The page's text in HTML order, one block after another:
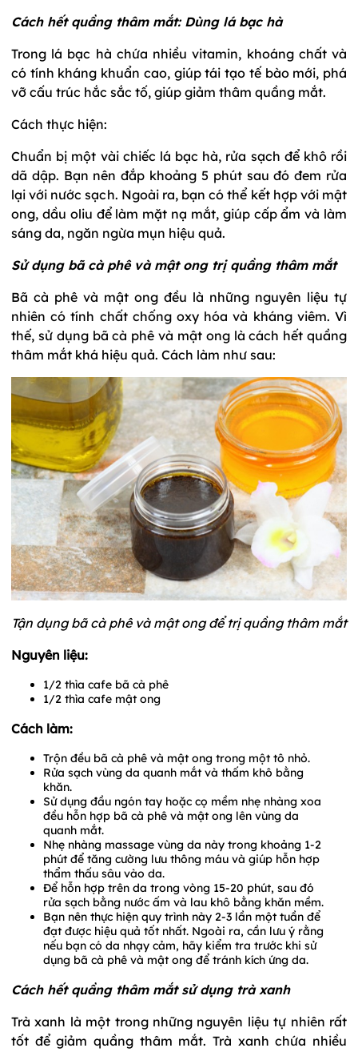
Cách hết quầng thâm mắt: Dùng lá bạc hà
Trong lá bạc hà chứa nhiều vitamin, khoáng chất và
có tính kháng khuẩn cao, giúp tái tạo tế bào mới, phá
vỡ cấu trúc hắc sắc tố, giúp giảm thâm quầng mắt.
Cách thực hiện:
Chuẩn bị một vài chiếc lá bạc hà, rửa sạch để khô rồi
dã dập. Bạn nên đắp khoảng 5 phút sau đó đem rửa
lại với nước sạch. Ngoài ra, bạn có thể kết hợp với mật
ong, dầu oliu để làm mặt nạ mắt, giúp cấp ẩm và làm
sáng da, ngăn ngừa mụn hiệu quả.
Sử dụng bã cà phê và mật ong trị quầng thâm mắt
Bã cà phê và mật ong đều là những nguyên liệu tự
nhiên có tính chất chống oxy hóa và kháng viêm. Vì
thế, sử dụng bã cà phê và mật ong là cách hết quầng
thâm mắt khá hiệu quả. Cách làm như sau:
Tận dụng bã cà phê và mật ong để trị quầng thâm mắt
Nguyên liệu:
1/2 thìa cafe bã cà phê
1/2 thìa cafe mật ong
Cách làm:
Trộn đều bã cà phê và mật ong trong một tô nhỏ.
Rửa sạch vùng da quanh mắt và thấm khô bằng
khăn.
Sử dụng đầu ngón tay hoặc cọ mềm nhẹ nhàng xoa
đều hỗn hợp bã cà phê và mật ong lên vùng da
quanh mắt.
Nhẹ nhàng massage vùng da này trong khoảng 1-2
phút để tăng cường lưu thông máu và giúp hỗn hợp
thẩm thấu sâu vào da.
Để hỗn hợp trên da trong vòng 15-20 phút, sau đó
rửa sạch bằng nước ấm và lau khô bằng khăn mềm.
Bạn nên thực hiện quy trình này 2-3 lần một tuần để
đạt được hiệu quả tốt nhất. Ngoài ra, cần lưu ý rằng
nếu bạn có da nhạy cảm, hãy kiểm tra trước khi sử
dụng bã cà phê và mật ong để tránh kích ứng da.
Cách hết quầng thâm mắt sử dụng trà xanh
Trà xanh là một trong những nguyên liệu tự nhiên rất
tốt để giảm quầng thâm mắt. Trà xanh chứa nhiều